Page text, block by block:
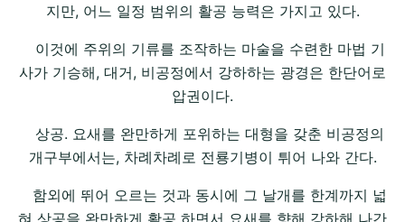
지만, 어느 일정 범위의 활공 능력은 가지고 있다.
이것에 주위의 기류를 조작하는 마술을 수련한 마법 기
사가 기승해, 대거, 비공정에서 강하하는 광경은 한단어로
압권이다.
상공. 요새를 완만하게 포위하는 대형을 갖춘 비공정의
개구부에서는, 차례차례로 전룡기병이 튀어 나와 간다.
함외에 뛰어 오르는 것과 동시에 그 날개를 한계까지 넓
혀 상공을 완만하게 활공 하면서 요새를 향해 강하해 나간